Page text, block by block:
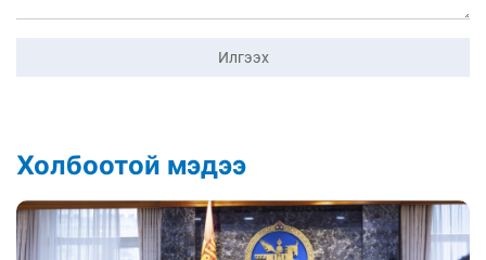
Илгээх
Холбоотой мэдээ